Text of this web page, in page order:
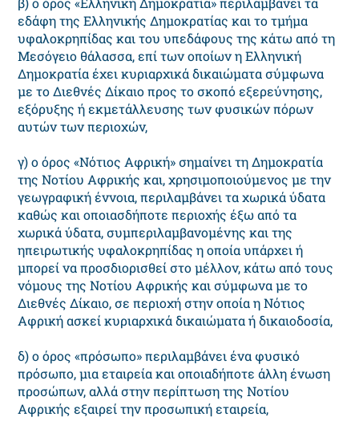
εδάφη της Ελληνικής Δημοκρατίας και το τμήμα
υφαλοκρηπίδας και του υπεδάφους της κάτω από τη
Μεσόγειο θάλασσα, επί των οποίων η Ελληνική
Δημοκρατία έχει κυριαρχικά δικαιώματα σύμφωνα
με το Διεθνές Δίκαιο προς το σκοπό εξερεύνησης,
εξόρυξης ή εκμετάλλευσης των φυσικών πόρων
αυτών των περιοχών,
γ) ο όρος «Νότιος Αφρική» σημαίνει τη Δημοκρατία
της Νοτίου Αφρικής και, χρησιμοποιούμενος με την
γεωγραφική έννοια, περιλαμβάνει τα χωρικά ύδατα
καθώς και οποιασδήποτε περιοχής έξω από τα
χωρικά ύδατα, συμπεριλαμβανομένης και της
ηπειρωτικής υφαλοκρηπίδας η οποία υπάρχει ή
μπορεί να προσδιορισθεί στο μέλλον, κάτω από τους
νόμους της Νοτίου Αφρικής και σύμφωνα με το
Διεθνές Δίκαιο, σε περιοχή στην οποία η Νότιος
Αφρική ασκεί κυριαρχικά δικαιώματα ή δικαιοδοσία,
δ) ο όρος «πρόσωπο» περιλαμβάνει ένα φυσικό
πρόσωπο, μια εταιρεία και οποιαδήποτε άλλη ένωση
προσώπων, αλλά στην περίπτωση της Νοτίου
Αφρικής εξαιρεί την προσωπική εταιρεία,